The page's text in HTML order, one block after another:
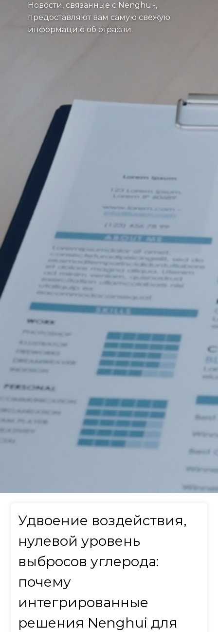
Новости, связанные с Nenghui-,
предоставляют вам самую свежую
информацию об отрасли.
Удвоение воздействия,
нулевой уровень
выбросов углерода:
почему
интегрированные
решения Nenghui для